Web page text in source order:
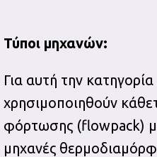
Τύποι μηχανών:
Για αυτή την
χρησιμοποιηθούν
φόρτωσης (flowpack)
μηχανές